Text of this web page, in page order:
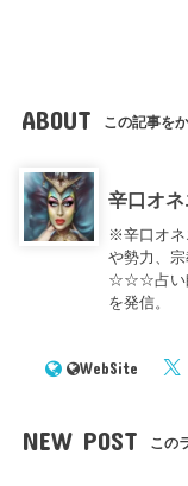
ABOUT この記事を
辛口オネ
※辛口オネ
や勢力、
☆☆☆占い
を発信。
WebSite
NEW POST この